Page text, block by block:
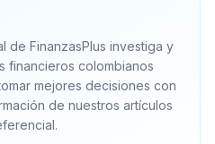
de FinanzasPlus investiga y
financieros colombianos
mejores decisiones con
de nuestros artículos